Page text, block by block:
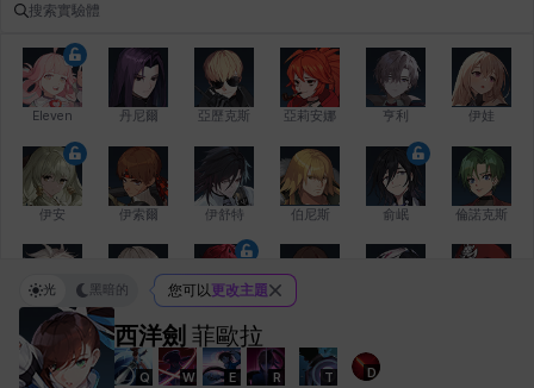
Eleven 丹尼爾 亞歷克斯 亞莉安娜 亨利 伊娃
伊安 伊索爾 伊舒特 伯尼斯 俞岷 倫諾克斯
傑琪 克雷弗
西洋劍 菲歐拉
Q W E R T D
光 黑暗的 您可以更改主題